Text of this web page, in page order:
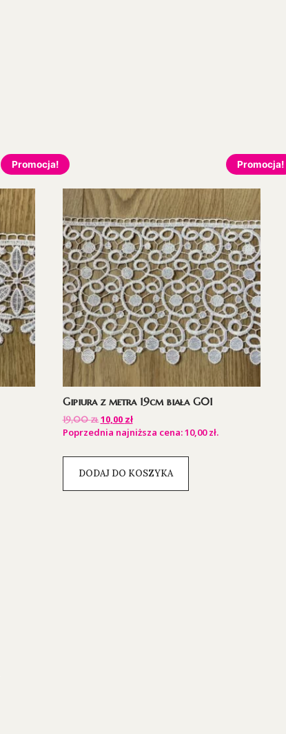
Promocja! Promocja!
Gipiura z metra 19cm biała G01
19,00zł 10,00 zł
Poprzednia najniższa cena:10,00zł.
DODAJ DO KOSZYKA